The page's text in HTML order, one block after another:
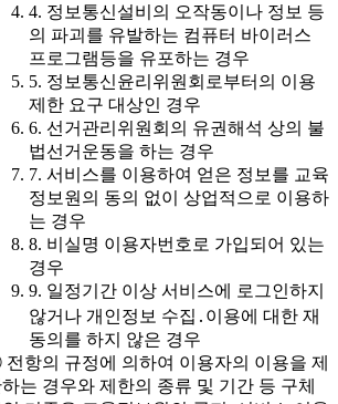
4. 정보통신설비의 오작동이나 정보 등
의 파괴를 유발하는 컴퓨터 바이러스
프로그램등을 유포하는 경우
5. 정보통신윤리위원회로부터의 이용
제한 요구 대상인 경우
6. 선거관리위원회의 유권해석 상의 불
법선거운동을 하는 경우
7. 서비스를 이용하여 얻은 정보를 교육
정보원의 동의 없이 상업적으로 이용하
는 경우
8. 비실명 이용자번호로 가입되어 있는
경우
9. 일정기간 이상 서비스에 로그인하지
않거나 개인정보 수집․이용에 대한 재
동의를 하지 않은 경우
항의 규정에 의하여 이용자의 이용을 제
는 경우와 제한의 종류 및 기간 등 구체